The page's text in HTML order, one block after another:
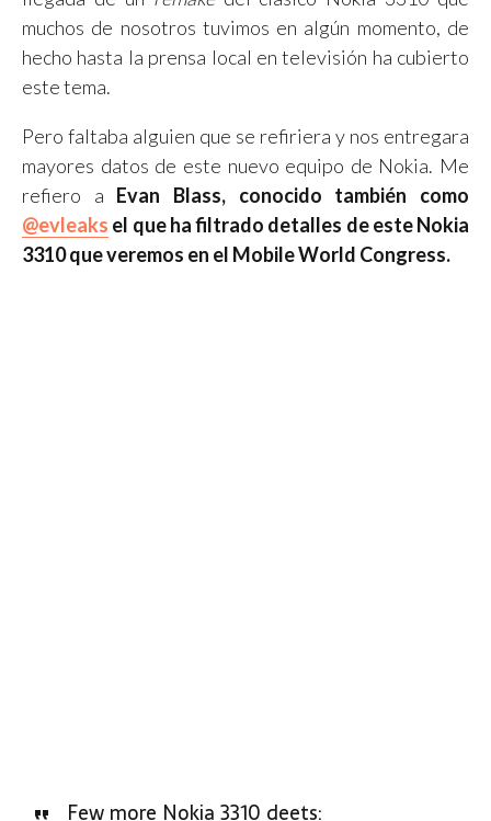
muchos de nosotros tuvimos en algún momento, de
hecho hasta la prensa local en televisión ha cubierto
este tema.
Pero faltaba alguien que se refiriera y nos entregara
mayores datos de este nuevo equipo de Nokia. Me
refiero a Evan Blass, conocido también como
@evleaks el que ha filtrado detalles de este Nokia
3310 que veremos en el Mobile World Congress.
Few more Nokia 3310 deets: